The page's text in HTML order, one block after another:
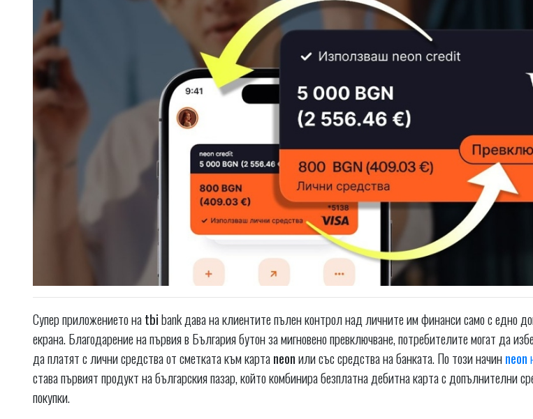
Супер приложението наtbibank дава на клиентите пълен контрол над личните им финанси само с едно
екрана. Благодарение на първия в България бутон за мигновено превключване, потребителите могат да
да платят с лични средства от сметката към картаneonили със средства на банката. По този начинneon
става първият продукт на българския пазар, който комбинира безплатна дебитна карта с допълнителни
покупки.